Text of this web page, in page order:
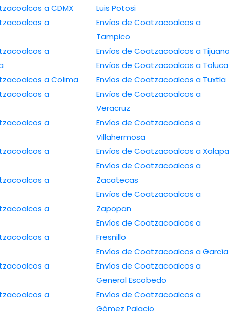
Envíos de Coatzacoalcos a CDMX
a
a
Envíos de Coatzacoalcos a Colima
a
a
a
a
a
a
a
a
Luis Potosi
Envíos de Coatzacoalcos a
Tampico
Envíos de Coatzacoalcos a
Envíos de Coatzacoalcos a Toluca
Envíos de Coatzacoalcos a Tuxtla
Envíos de Coatzacoalcos a
Veracruz
Envíos de Coatzacoalcos a
Villahermosa
Envíos de Coatzacoalcos a Xalapa
Envíos de Coatzacoalcos a
Zacatecas
Envíos de Coatzacoalcos a
Zapopan
Envíos de Coatzacoalcos a
Fresnillo
Envíos de Coatzacoalcos a García
Envíos de Coatzacoalcos a
General Escobedo
Envíos de Coatzacoalcos a
Gómez Palacio